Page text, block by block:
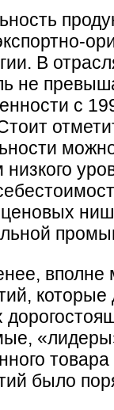
В
не
с
ниш
вполне
было